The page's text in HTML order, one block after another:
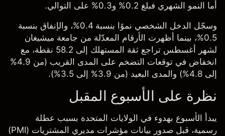
أما النمو الشهري فبلغ 0.2% و0.3% على التوالي.
وسجّل الدخل الشخصي نموًا بنسبة 0.4%، والإنفاق بنسبة
0.5%، بينما أظهرت الأرقام المعدّلة من جامعة ميشيغان
لشهر أغسطس تراجع ثقة المستهلك إلى 58.2 نقطة، مع
انخفاض في توقعات التضخم على المدى القريب (من 4.9%
إلى 4.8%) والمدى البعيد (من 3.9% إلى 3.5%).
نظرة على الأسبوع المقبل
يبدأ الأسبوع بهدوء في الولايات المتحدة بسبب عطلة
رسمية، قبل صدور بيانات مؤشرات مديري المشتريات (PMI)